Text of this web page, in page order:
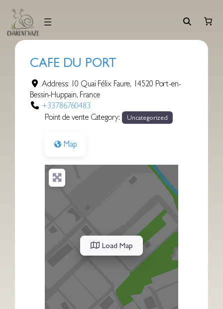
contenu
CAFE DU PORT
Address: 10 Quai Félix Faure, 14520 Port-en-
Bessin-Huppain, France
+33786760483
Point de vente Category:
Uncategorized
Map
Load Map